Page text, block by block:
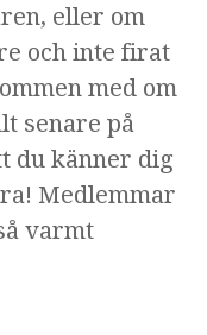
eller om
och inte firat
med om
senare på
du känner dig
Medlemmar
varmt